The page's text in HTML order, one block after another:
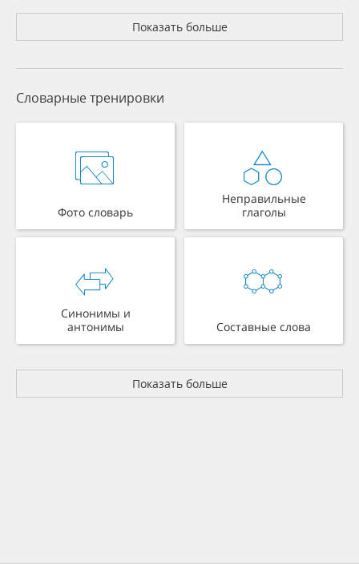
Показать больше
Словарные тренировки
Фото словарь
Неправильные
глаголы
Синонимы и
антонимы
Составные слова
Показать больше